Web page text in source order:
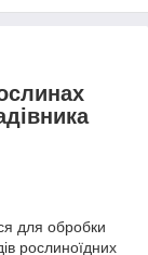
для обробки
рослиноїдних